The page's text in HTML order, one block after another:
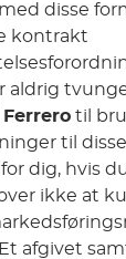
disse
kontrakt
aldrig
Ferrero til
til
dig, hvis
ikke at
Et afgivet